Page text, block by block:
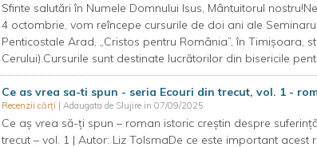
Sfinte salutări în Numele Domnului Isus, Mântuitorul
4 octombrie, vom reîncepe cursurile de doi ani ale
Penticostale Arad, „Cristos pentru România”, în Timișoara,
Cerului).Cursurile sunt destinate lucrătorilor din bisericile
Ce as vrea sa-ti spun - seria Ecouri din trecut, vol. 1 -
Recenzii cărți | Adaugata de Slujire in 07/09/2025
Ce aș vrea să-ți spun – roman istoric creștin despre
trecut – vol. 1 | Autor: Liz TolsmaDe ce este important acest